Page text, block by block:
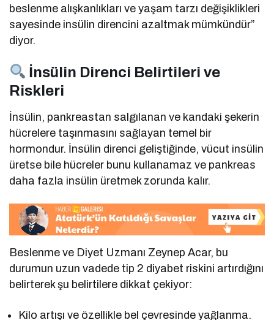
beslenme alışkanlıkları ve yaşam tarzı değişiklikleri
sayesinde insülin direncini azaltmak mümkündür”
diyor.
İnsülin Direnci Belirtileri ve
Riskleri
İnsülin, pankreastan salgılanan ve kandaki şekerin
hücrelere taşınmasını sağlayan temel bir
hormondur. İnsülin direnci geliştiğinde, vücut insülin
üretse bile hücreler bunu kullanamaz ve pankreas
daha fazla insülin üretmek zorunda kalır.
Beslenme ve Diyet Uzmanı Zeynep Acar, bu
durumun uzun vadede tip 2 diyabet riskini artırdığını
belirterek şu belirtilere dikkat çekiyor:
Kilo artışı ve özellikle bel çevresinde yağlanma.